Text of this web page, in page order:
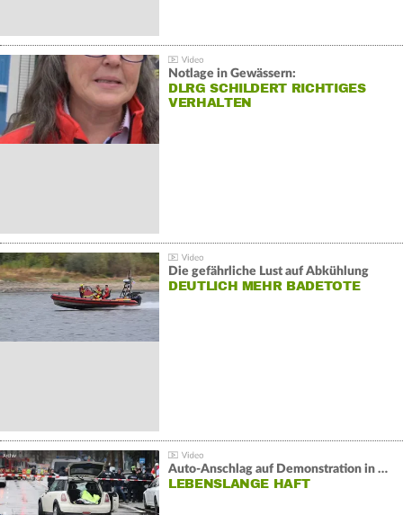
Notlage in Gewässern:
DLRG SCHILDERT RICHTIGES
VERHALTEN
Die gefährliche Lust auf Abkühlung
DEUTLICH MEHR BADETOTE
Auto-Anschlag auf Demonstration in München:
LEBENSLANGE HAFT